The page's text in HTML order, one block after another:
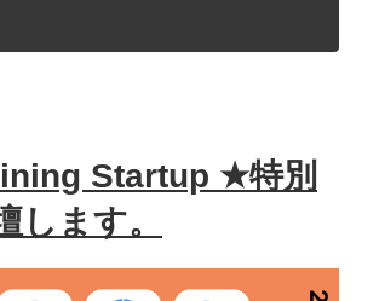
Startup ★特別
ます。